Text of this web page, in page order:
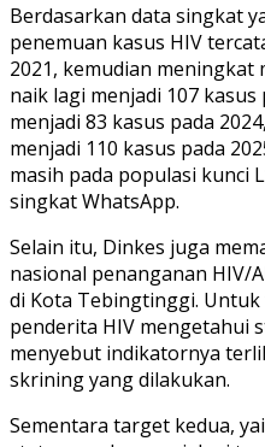
Berdasarkan data singkat
penemuan kasus HIV
2021, kemudian meningkat
naik lagi menjadi 107
menjadi 83 kasus pada
menjadi 110 kasus pada
masih pada populasi kunci
singkat WhatsApp.
Selain itu, Dinkes juga
nasional penanganan HIV/
di Kota Tebingtinggi.
penderita HIV mengetahui
menyebut indikatornya
skrining yang dilakukan.
Sementara target kedua,